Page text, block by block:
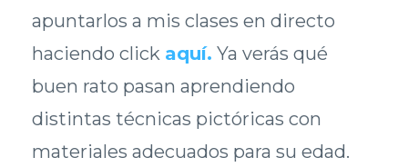
apuntarlos a mis clases en directo
haciendo click aquí. Ya verás qué
buen rato pasan aprendiendo
distintas técnicas pictóricas con
materiales adecuados para su edad.